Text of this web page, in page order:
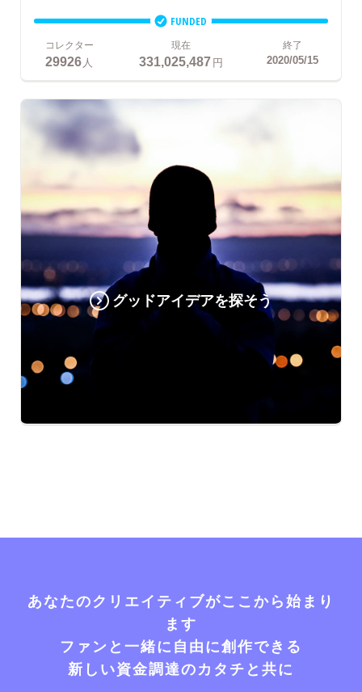
FUNDED
コレクター
29926人
現在
331,025,487円
終了
2020/05/15
グッドアイデアを探そう
あなたのクリエイティブがここから始まり
ます
ファンと一緒に自由に創作できる
新しい資金調達のカタチと共に